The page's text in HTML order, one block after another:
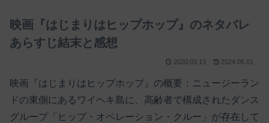
映画『はじまりはヒップホップ』のネタバレ
あらすじ結末と感想
2020.03.13 2024.05.01
映画『はじまりはヒップホップ』の概要：ニュージーラン
ドの東側にあるワイヘキ島に、高齢者で構成されたダンス
グループ「ヒップ・オペレーション・クルー」が存在して